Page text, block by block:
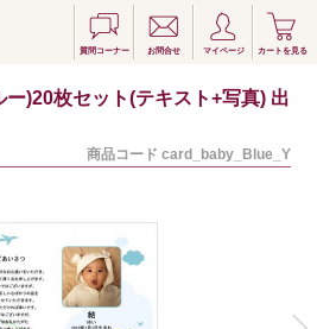
質問コーナー お問合せ マイページ カートを見る
ー)20枚セット(テキスト+写真) 出
商品コード card_baby_Blue_Y